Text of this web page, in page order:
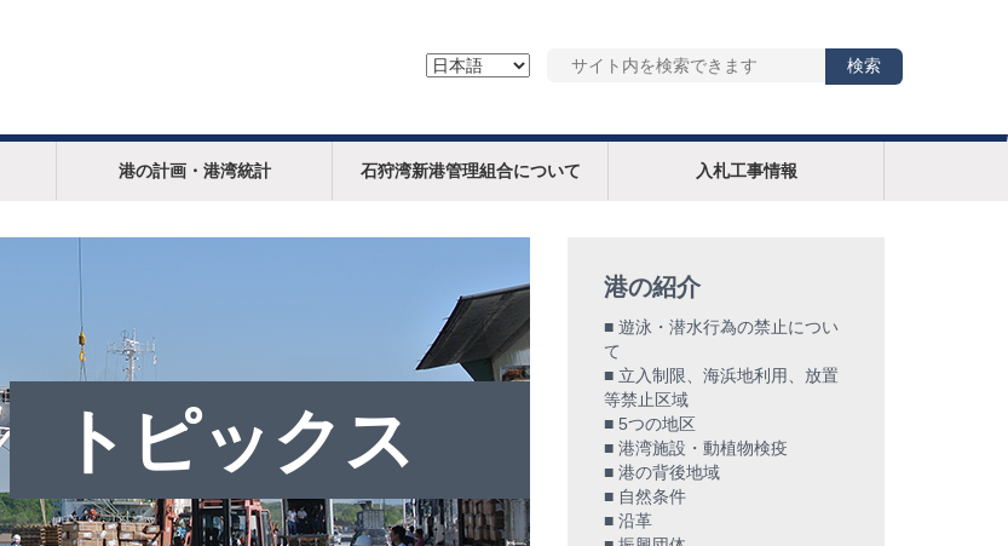
港の計画・港湾統計 石狩湾新港管理組合について 入札工事情報
トピックス
港の紹介
遊泳・潜水行為の禁止につい
て
立入制限、海浜地利用、放置
等禁止区域
5つの地区
港湾施設・動植物検疫
港の背後地域
自然条件
沿革